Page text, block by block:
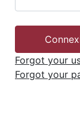
Forgot your
Forgot your